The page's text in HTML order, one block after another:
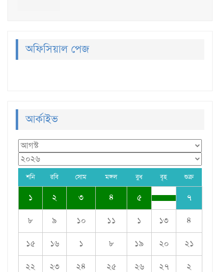
অফিসিয়াল পেজ
আর্কাইভ
শনি রবি সোম মঙ্গল বুধ বৃহ শুক্র
১ ২ ৩ ৪ ৫ ৭
৮ ৯ ১০ ১১ ১ ১৩ ৪
১৫ ১৬ ১ ৮ ১৯ ২০ ২১
২২ ২৩ ২৪ ২৫ ২৬ ২৭ ২